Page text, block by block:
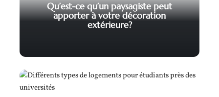
Qu’est-ce qu’un paysagiste peut
apporter à votre décoration
extérieure?